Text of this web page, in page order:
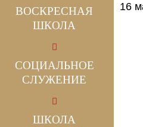
ВОСКРЕСНАЯ
ШКОЛА
СОЦИАЛЬНОЕ
СЛУЖЕНИЕ
ШКОЛА
16